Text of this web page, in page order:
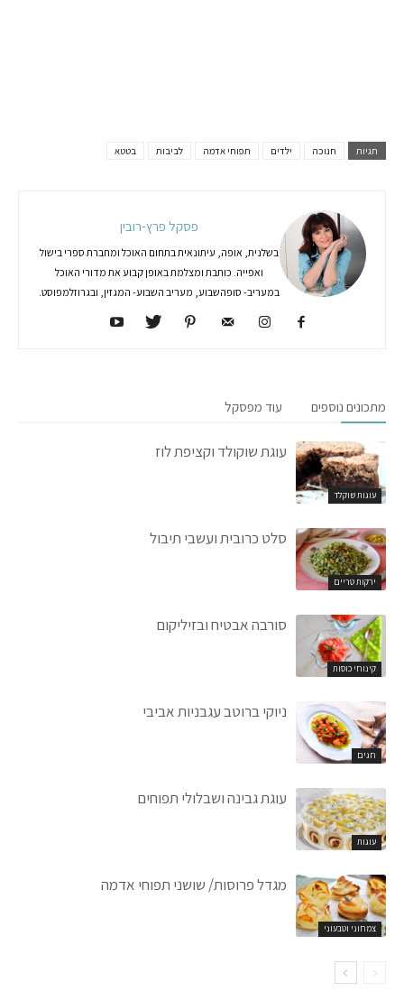
תגיות חנוכה ילדים תפוחי אדמה לביבות בטטא
פסקל פרץ-רובין
בשלנית, אופה, עיתונאית בתחום האוכל ומחברת ספרי בישול
ואפייה. כותבת ומצלמת באופן קבוע את מדורי האוכל
במעריב- סופהשבוע, מעריב השבוע- המגזין, ובגרוזלמפוסט.
מתכונים נוספים עוד מפסקל
עוגות שוקלד
עוגת שוקולד וקציפת לוז
ירקות טריים
סלט כרובית ועשבי תיבול
קינוחי כוסות
סורבה אבטיח ובזיליקום
חגים
ניוקי ברוטב עגבניות אביבי
עוגות
עוגת גבינה ושבלולי תפוחים
צמחוני וטבעוני
מגדל פרוסות/ שושני תפוחי אדמה